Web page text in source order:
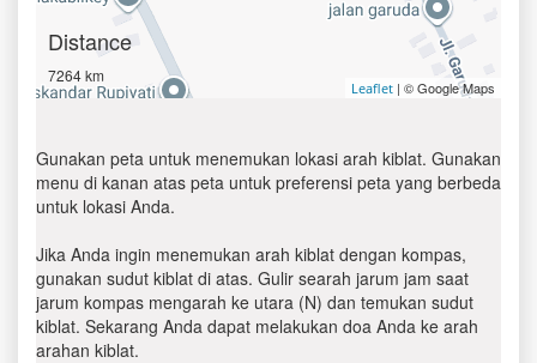
Distance
7264 km
Leaflet | © Google Maps
Gunakan peta untuk menemukan lokasi arah kiblat. Gunakan
menu di kanan atas peta untuk preferensi peta yang berbeda
untuk lokasi Anda.
Jika Anda ingin menemukan arah kiblat dengan kompas,
gunakan sudut kiblat di atas. Gulir searah jarum jam saat
jarum kompas mengarah ke utara (N) dan temukan sudut
kiblat. Sekarang Anda dapat melakukan doa Anda ke arah
arahan kiblat.